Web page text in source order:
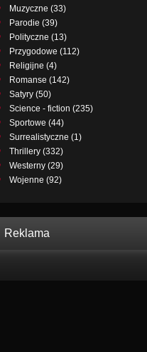
Muzyczne (33)
Parodie (39)
Polityczne (13)
Przygodowe (112)
Religijne (4)
Romanse (142)
Satyry (50)
Science - fiction (235)
Sportowe (44)
Surrealistyczne (1)
Thrillery (332)
Westerny (29)
Wojenne (92)
Reklama